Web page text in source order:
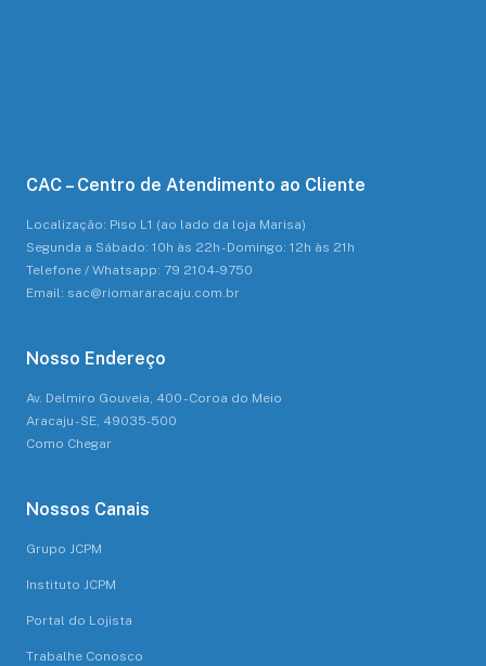
CAC – Centro de Atendimento ao Cliente
Localização: Piso L1 (ao lado da loja Marisa)
Segunda a Sábado: 10h às 22h - Domingo: 12h às 21h
Telefone / Whatsapp: 79 2104-9750
Email: sac@riomararacaju.com.br
Nosso Endereço
Av. Delmiro Gouveia, 400 - Coroa do Meio
Aracaju - SE, 49035-500
Como Chegar
Nossos Canais
Grupo JCPM
Instituto JCPM
Portal do Lojista
Trabalhe Conosco